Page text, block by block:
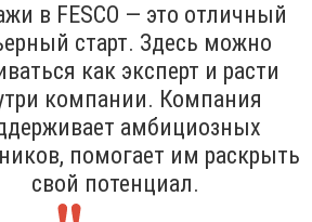
в FESCO — это отличный
старт. Здесь можно
как эксперт и расти
компании. Компания
амбициозных
помогает им раскрыть
свой потенциал.